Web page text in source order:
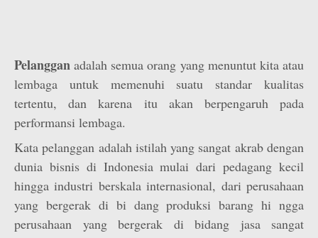
Pelanggan adalah semua orang yang menuntut kita atau
lembaga untuk memenuhi suatu standar kualitas
tertentu, dan karena itu akan berpengaruh pada
performansi lembaga.
Kata pelanggan adalah istilah yang sangat akrab dengan
dunia bisnis di Indonesia mulai dari pedagang kecil
hingga industri berskala internasional, dari perusahaan
yang bergerak di bi dang produksi barang hi ngga
perusahaan yang bergerak di bidang jasa sangat